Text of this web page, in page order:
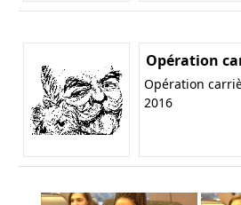
Opération
Opération
2016